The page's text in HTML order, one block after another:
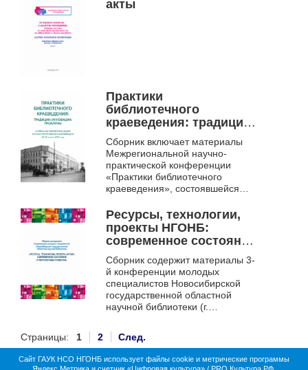
акты
Практики
библиотечного
краеведения: традиции,
инновации, проблемы:
материалы
межрегиональной
научно-практической
конференции,
апреля 2023 г.
Сборник включает материалы
Межрегиональной научно-
практической конференции
«Практики библиотечного
краеведения», состоявшейся
Новосибирске. В статьях
рассматриваются вопросы пар...
Ресурсы, технологии,
проекты НГОНБ:
современное состояние
и перспективы
развития
Сборник содержит материалы 3-
й конференции молодых
специалистов Новосибирской
государственной областной
научной библиотеки (г.
раскрывающие опыт
практической и исследовател...
Страницы: 1 2 След.
Сайт ГАУК НСО НГОНБ использует файлы cookie и метрические программы